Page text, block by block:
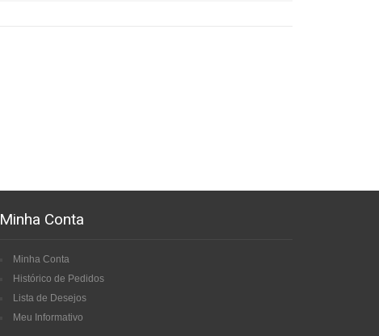
Minha Conta
Minha Conta
Histórico de Pedidos
Lista de Desejos
Meu Informativo